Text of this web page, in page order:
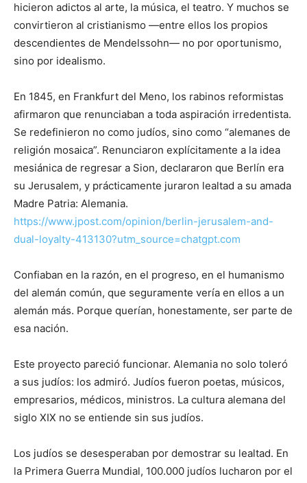
hicieron adictos al arte, la música, el teatro. Y muchos se
convirtieron al cristianismo —entre ellos los propios
descendientes de Mendelssohn— no por oportunismo,
sino por idealismo.
En 1845, en Frankfurt del Meno, los rabinos reformistas
afirmaron que renunciaban a toda aspiración irredentista.
Se redefinieron no como judíos, sino como “alemanes de
religión mosaica”. Renunciaron explícitamente a la idea
mesiánica de regresar a Sion, declararon que Berlín era
su Jerusalem, y prácticamente juraron lealtad a su amada
Madre Patria: Alemania.
https://www.jpost.com/opinion/berlin-jerusalem-and-
dual-loyalty-413130?utm_source=chatgpt.com
Confiaban en la razón, en el progreso, en el humanismo
del alemán común, que seguramente vería en ellos a un
alemán más. Porque querían, honestamente, ser parte de
esa nación.
Este proyecto pareció funcionar. Alemania no solo toleró
a sus judíos: los admiró. Judíos fueron poetas, músicos,
empresarios, médicos, ministros. La cultura alemana del
siglo XIX no se entiende sin sus judíos.
Los judíos se desesperaban por demostrar su lealtad. En
la Primera Guerra Mundial, 100.000 judíos lucharon por el